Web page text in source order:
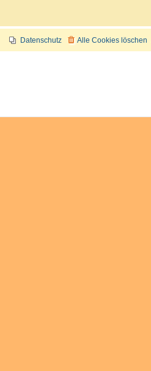
Alle Cookies löschen
Datenschutz